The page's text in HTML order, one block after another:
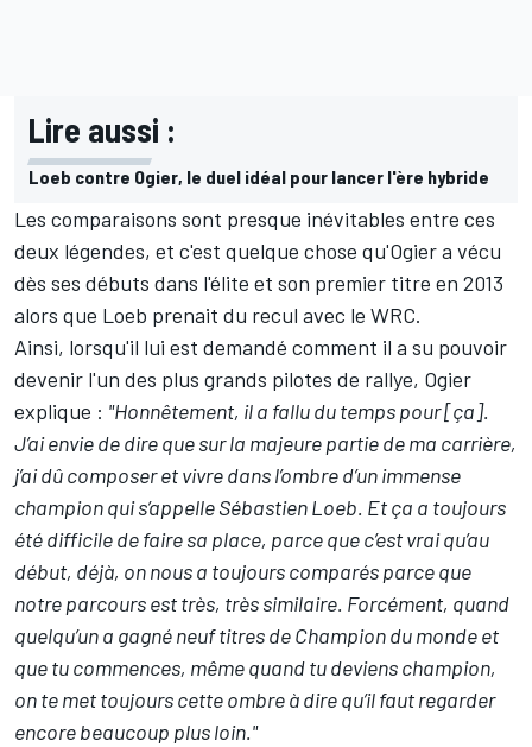
Lire aussi :
Loeb contre Ogier, le duel idéal pour lancer l'ère hybride
Les comparaisons sont presque inévitables entre ces
deux légendes, et c'est quelque chose qu'Ogier a vécu
dès ses débuts dans l'élite et son premier titre en 2013
alors que Loeb prenait du recul avec le WRC.
Ainsi, lorsqu'il lui est demandé comment il a su pouvoir
devenir l'un des plus grands pilotes de rallye, Ogier
explique : "Honnêtement, il a fallu du temps pour [ça].
J’ai envie de dire que sur la majeure partie de ma carrière,
j’ai dû composer et vivre dans l’ombre d’un immense
champion qui s’appelle Sébastien Loeb. Et ça a toujours
été difficile de faire sa place, parce que c’est vrai qu’au
début, déjà, on nous a toujours comparés parce que
notre parcours est très, très similaire. Forcément, quand
quelqu’un a gagné neuf titres de Champion du monde et
que tu commences, même quand tu deviens champion,
on te met toujours cette ombre à dire qu’il faut regarder
encore beaucoup plus loin."